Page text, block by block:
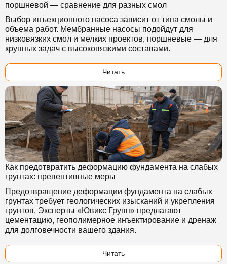
поршневой — сравнение для разных смол
Выбор инъекционного насоса зависит от типа смолы и
объема работ. Мембранные насосы подойдут для
низковязких смол и мелких проектов, поршневые — для
крупных задач с высоковязкими составами.
Читать
Как предотвратить деформацию фундамента на слабых
грунтах: превентивные меры
Предотвращение деформации фундамента на слабых
грунтах требует геологических изысканий и укрепления
грунтов. Эксперты «Ювикс Групп» предлагают
цементацию, геополимерное инъектирование и дренаж
для долговечности вашего здания.
Читать